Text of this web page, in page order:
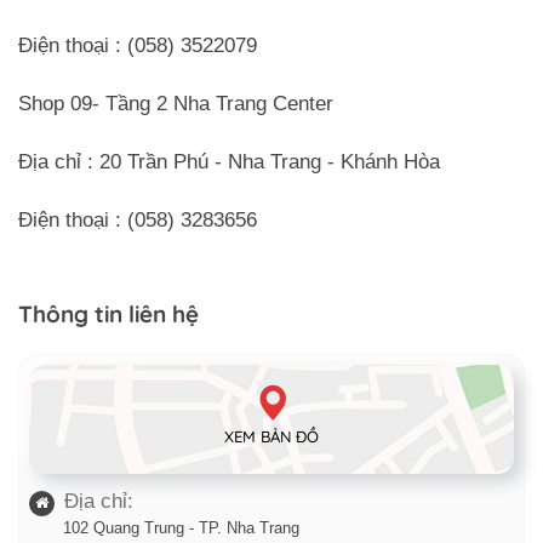
Điện thoại : (058) 3522079
Shop 09- Tầng 2 Nha Trang Center
Địa chỉ : 20 Trần Phú - Nha Trang - Khánh Hòa
Điện thoại : (058) 3283656
Thông tin liên hệ
XEM BẢN ĐỒ
Địa chỉ:
102 Quang Trung - TP. Nha Trang